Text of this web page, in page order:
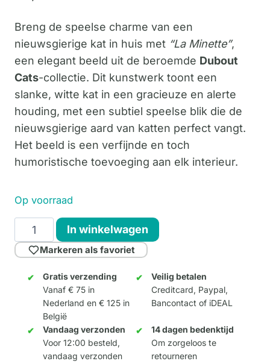
Breng de speelse charme van een
nieuwsgierige kat in huis met “La Minette”,
een elegant beeld uit de beroemde Dubout
Cats-collectie. Dit kunstwerk toont een
slanke, witte kat in een gracieuze en alerte
houding, met een subtiel speelse blik die de
nieuwsgierige aard van katten perfect vangt.
Het beeld is een verfijnde en toch
humoristische toevoeging aan elk interieur.
Op voorraad
Minette!
(wit)
aantal
In winkelwagen
Markeren als favoriet
Gratis verzending
Vanaf € 75 in
Nederland en € 125 in
België
Veilig betalen
Creditcard, Paypal,
Bancontact of iDEAL
Vandaag verzonden
Voor 12:00 besteld,
vandaag verzonden
14 dagen bedenktijd
Om zorgeloos te
retourneren